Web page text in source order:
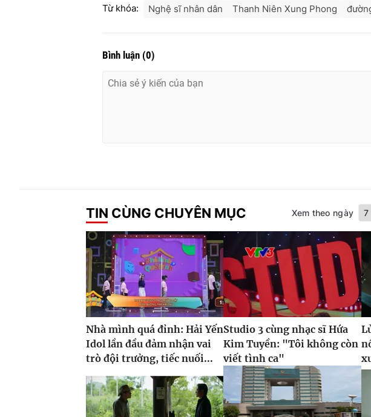
Từ khóa: Nghệ sĩ nhân dân Thanh Niên Xung Phong
Bình luận (0)
TIN CÙNG CHUYÊN MỤC Xem theo ngày
Nhà mình quá đỉnh: Hải Yến
Idol lần đầu đảm nhận vai
trò đội trưởng, tiếc nuối...
Studio 3 cùng nhạc sĩ Hứa
Kim Tuyền: "Tôi không còn
viết tình ca"